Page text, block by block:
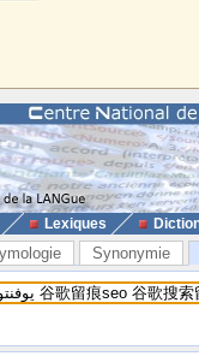
Lexiques
Synonymie